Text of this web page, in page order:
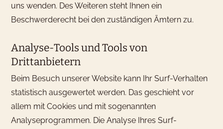
uns wenden. Des Weiteren steht Ihnen ein
Beschwerderecht bei den zuständigen Ämtern zu.
Analyse-Tools und Tools von
Drittanbietern
Beim Besuch unserer Website kann Ihr Surf-Verhalten
statistisch ausgewertet werden. Das geschieht vor
allem mit Cookies und mit sogenannten
Analyseprogrammen. Die Analyse Ihres Surf-